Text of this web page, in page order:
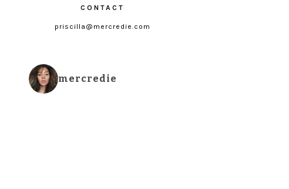
CONTACT
priscilla@mercredie.com
mercredie